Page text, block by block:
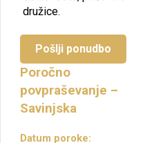
Pošlji ponudbo
Poročno
povpraševanje –
Savinjska
Datum poroke: